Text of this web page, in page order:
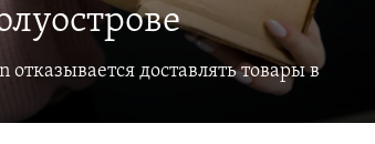
доставлять товары в